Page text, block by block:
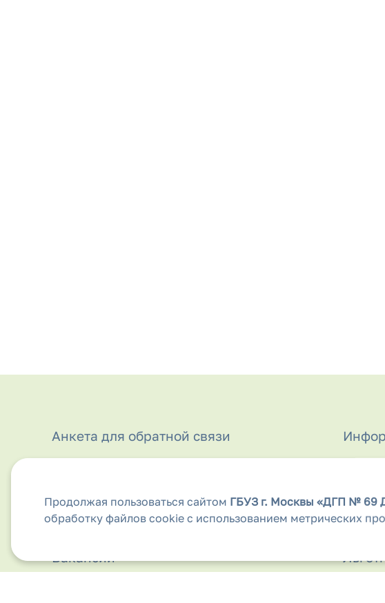
Анкета для обратной связи
Безопасность дорожного движения
Бесплатная медицинская помощь
Вакансии
Продолжая пользоваться сайтом ГБУЗ г. Москвы «ДГП № 69
обработку файлов cookie с использованием метрических